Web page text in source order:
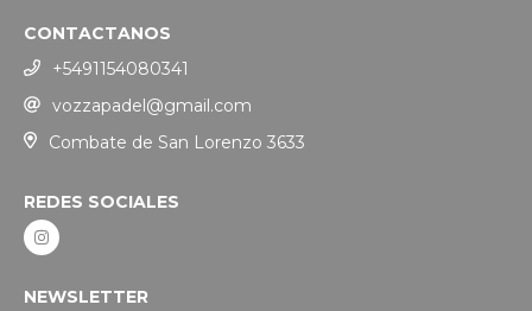
CONTACTANOS
+5491154080341
vozzapadel@gmail.com
Combate de San Lorenzo 3633
REDES SOCIALES
NEWSLETTER